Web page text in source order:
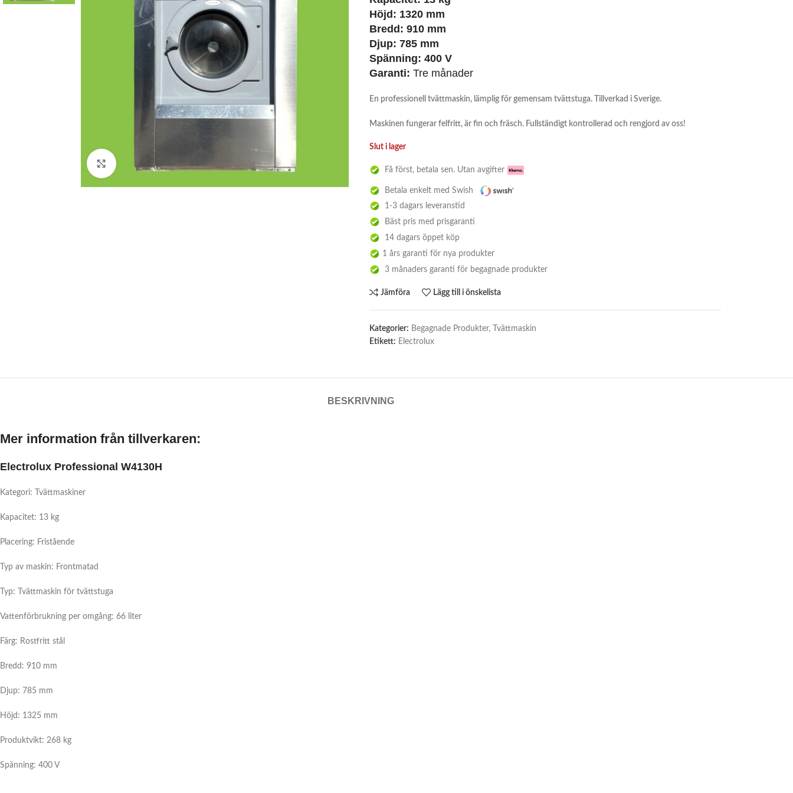
Höjd: 1320 mm
Bredd: 910 mm
Djup: 785 mm
Spänning: 400 V
Garanti: Tre månader
En professionell tvättmaskin, lämplig för gemensam tvättstuga. Tillverkad i Sverige.
Maskinen fungerar felfritt, är fin och fräsch. Fullständigt kontrollerad och rengjord av oss!
Slut i lager
Få först, betala sen. Utan avgifter
Betala enkelt med Swish
1-3 dagars leveranstid
Bäst pris med prisgaranti
14 dagars öppet köp
1 års garanti för nya produkter
3 månaders garanti för begagnade produkter
Jämföra Lägg till i önskelista
Kategorier: Begagnade Produkter,
Tvättmaskin
Etikett: Electrolux
BESKRIVNING
Mer information från tillverkaren:
Electrolux Professional W4130H
Kategori: Tvättmaskiner
Kapacitet: 13 kg
Placering: Fristående
Typ av maskin: Frontmatad
Typ: Tvättmaskin för tvättstuga
Vattenförbrukning per omgång: 66 liter
Färg: Rostfritt stål
Bredd: 910 mm
Djup: 785 mm
Höjd: 1325 mm
Produktvikt: 268 kg
Spänning: 400 V